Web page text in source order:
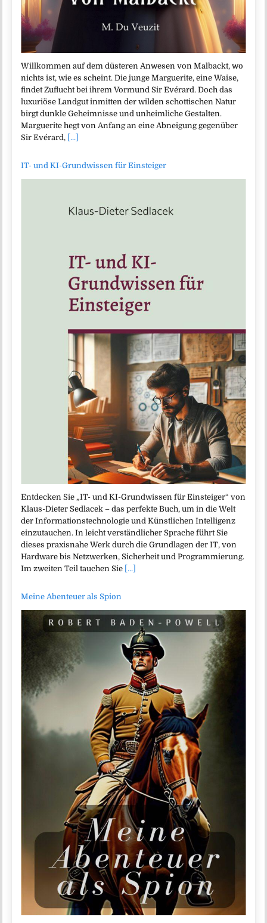
Willkommen auf dem düsteren Anwesen von Malbackt, wo
nichts ist, wie es scheint. Die junge Marguerite, eine Waise,
findet Zuflucht bei ihrem Vormund Sir Evérard. Doch das
luxuriöse Landgut inmitten der wilden schottischen Natur
birgt dunkle Geheimnisse und unheimliche Gestalten.
Marguerite hegt von Anfang an eine Abneigung gegenüber
Sir Evérard, [...]
IT- und KI-Grundwissen für Einsteiger
Entdecken Sie „IT- und KI-Grundwissen für Einsteiger“ von
Klaus-Dieter Sedlacek – das perfekte Buch, um in die Welt
der Informationstechnologie und Künstlichen Intelligenz
einzutauchen. In leicht verständlicher Sprache führt Sie
dieses praxisnahe Werk durch die Grundlagen der IT, von
Hardware bis Netzwerken, Sicherheit und Programmierung.
Im zweiten Teil tauchen Sie [...]
Meine Abenteuer als Spion